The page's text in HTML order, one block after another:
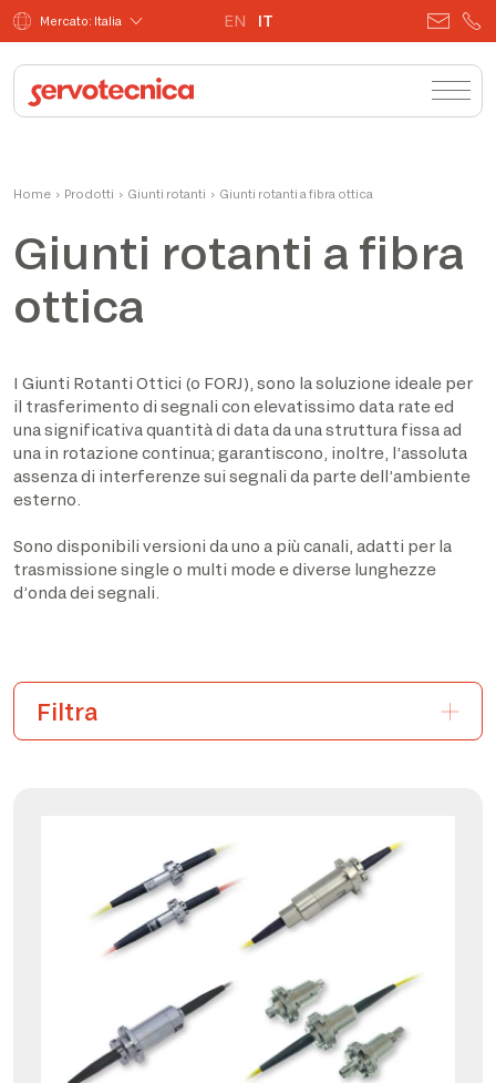
Mercato: Italia EN IT
Home › Prodotti › Giunti rotanti › Giunti rotanti a fibra ottica
Giunti rotanti a fibra
ottica
I Giunti Rotanti Ottici (o FORJ), sono la soluzione ideale per
il trasferimento di segnali con elevatissimo data rate ed
una significativa quantità di data da una struttura fissa ad
una in rotazione continua; garantiscono, inoltre, l’assoluta
assenza di interferenze sui segnali da parte dell’ambiente
esterno.
Sono disponibili versioni da uno a più canali, adatti per la
trasmissione single o multi mode e diverse lunghezze
d’onda dei segnali.